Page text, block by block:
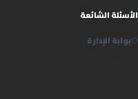
الأسئلة الشائعة
بوابة الإدارة